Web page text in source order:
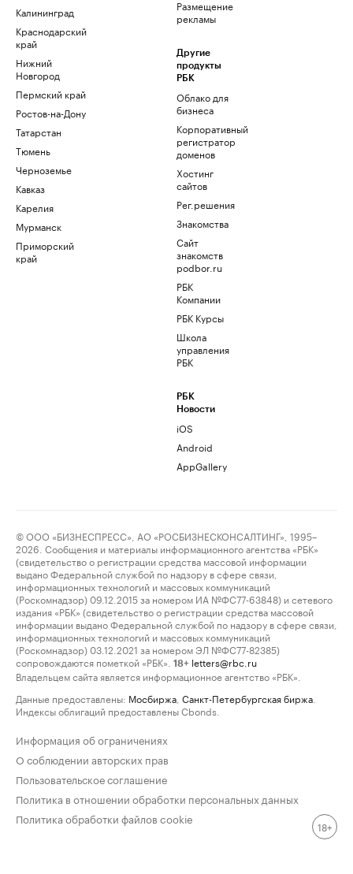
Калининград
Краснодарский
край
Нижний
Новгород
Пермский край
Ростов-на-Дону
Татарстан
Тюмень
Черноземье
Кавказ
Карелия
Мурманск
Приморский
край
Размещение
рекламы
Другие
продукты
РБК
Облако для
бизнеса
Корпоративный
регистратор
доменов
Хостинг
сайтов
Рег.решения
Знакомства
Сайт
знакомств
podbor.ru
РБК
Компании
РБК Курсы
Школа
управления
РБК
РБК
Новости
iOS
Android
AppGallery
© ООО «БИЗНЕСПРЕСС», АО «РОСБИЗНЕСКОНСАЛТИНГ», 1995–
2026. Сообщения и материалы информационного агентства «РБК»
(свидетельство о регистрации средства массовой информации
выдано Федеральной службой по надзору в сфере связи,
информационных технологий и массовых коммуникаций
(Роскомнадзор) 09.12.2015 за номером ИА №ФС77-63848) и сетевого
издания «РБК» (свидетельство о регистрации средства массовой
информации выдано Федеральной службой по надзору в сфере связи,
информационных технологий и массовых коммуникаций
(Роскомнадзор) 03.12.2021 за номером ЭЛ №ФС77-82385)
сопровождаются пометкой «РБК».
18+ letters@rbc.ru
Владельцем сайта является информационное агентство «РБК».
Данные предоставлены: Мосбиржа Санкт-Петербургская биржа
Индексы облигаций предоставлены Cbonds.
Информация об ограничениях
О соблюдении авторских прав
Пользовательское соглашение
Политика в отношении обработки персональных данных
Политика обработки файлов cookie
18+